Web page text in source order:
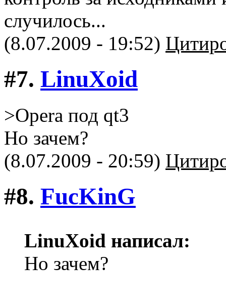
случилось...
(8.07.2009 - 19:52)
#7. LinuXоid
>Opera под qt3
Но зачем?
(8.07.2009 - 20:59)
#8. FucKinG
LinuXоid написал:
Но зачем?